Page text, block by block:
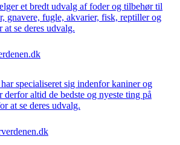
et bredt udvalg af foder og tilbehør til
gnavere, fugle, akvarier, fisk, reptiller og
se deres udvalg.
specialiseret sig indenfor kaniner og
derfor altid de bedste og nyeste ting på
at se deres udvalg.